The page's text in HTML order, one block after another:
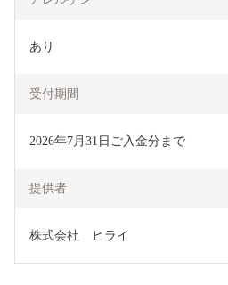
あり
受付期間
2026年7月31日ご入金分まで
提供者
株式会社　ヒライ